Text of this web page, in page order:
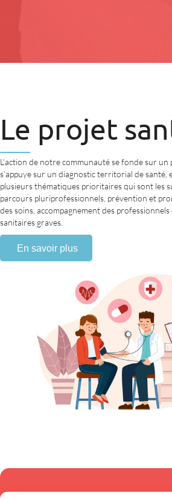
Le projet
L'action de notre communauté se fonde sur
s’appuye sur un diagnostic territorial de santé,
plusieurs thématiques prioritaires qui sont les
parcours pluriprofessionnels, prévention et
des soins, accompagnement des
sanitaires graves.
En savoir plus